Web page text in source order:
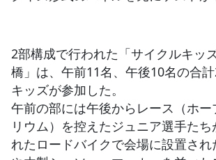
2部構成で行われた「サイクルキッ
橋」は、午前11名、午後10名の合
キッズが参加した。
午前の部には午後からレース（ホ
リウム）を控えたジュニア選手た
れたロードバイクで会場に設置さ